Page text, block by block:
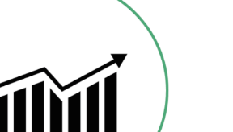
RECASTE FORESIGHT
TECNOLOGICO